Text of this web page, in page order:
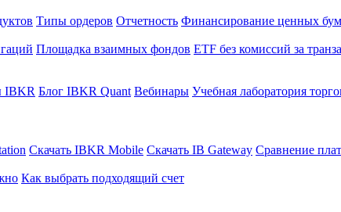
Типы ордеров Отчетность Финансирование ценных
Площадка взаимных фондов ETF без комиссий за
IBKR Блог IBKR Quant Вебинары Учебная лаборатория
Скачать IBKR Mobile Скачать IB Gateway Сравнение
Как выбрать подходящий счет